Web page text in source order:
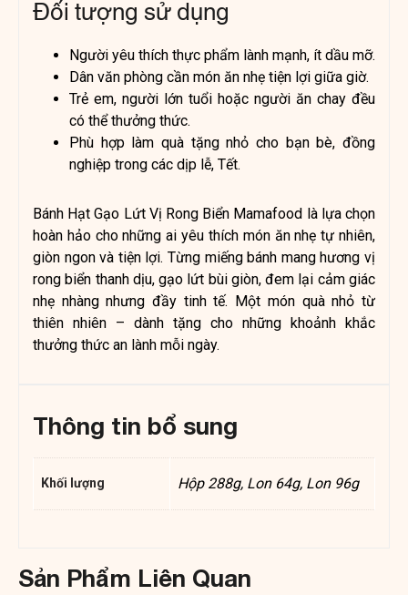
Đối tượng sử dụng
Người yêu thích thực phẩm lành mạnh, ít dầu mỡ.
Dân văn phòng cần món ăn nhẹ tiện lợi giữa giờ.
Trẻ em, người lớn tuổi hoặc người ăn chay đều
có thể thưởng thức.
Phù hợp làm quà tặng nhỏ cho bạn bè, đồng
nghiệp trong các dịp lễ, Tết.
Bánh Hạt Gạo Lứt Vị Rong Biển Mamafood là lựa chọn
hoàn hảo cho những ai yêu thích món ăn nhẹ tự nhiên,
giòn ngon và tiện lợi. Từng miếng bánh mang hương vị
rong biển thanh dịu, gạo lứt bùi giòn, đem lại cảm giác
nhẹ nhàng nhưng đầy tinh tế. Một món quà nhỏ từ
thiên nhiên – dành tặng cho những khoảnh khắc
thưởng thức an lành mỗi ngày.
Thông tin bổ sung
Khối lượng Hộp 288g, Lon 64g, Lon 96g
Sản Phẩm Liên Quan